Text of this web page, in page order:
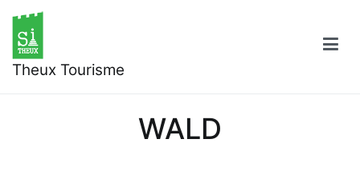
contenu
Theux Tourisme
WALD